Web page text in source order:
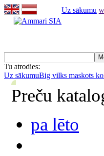
Uz sākumu
Tu atrodies:
Uz sākumuBig vilks maskots
Preču
pa lēto